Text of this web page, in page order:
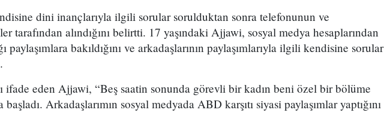
dini inançlarıyla ilgili sorular sorulduktan sonra telefonunun ve
tarafından alındığını belirtti. 17 yaşındaki Ajjawi, sosyal medya hesaplarından
paylaşımlara bakıldığını ve arkadaşlarının paylaşımlarıyla ilgili kendisine sorular
ifade eden Ajjawi, “Beş saatin sonunda görevli bir kadın beni özel bir bölüme
başladı. Arkadaşlarımın sosyal medyada ABD karşıtı siyasi paylaşımlar yaptığını